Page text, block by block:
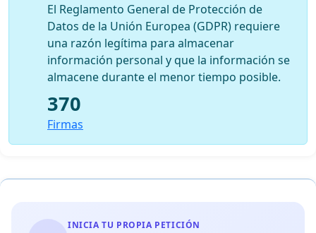
El Reglamento General de Protección de
Datos de la Unión Europea (GDPR) requiere
una razón legítima para almacenar
información personal y que la información se
almacene durante el menor tiempo posible.
370
Firmas
INICIA TU PROPIA PETICIÓN